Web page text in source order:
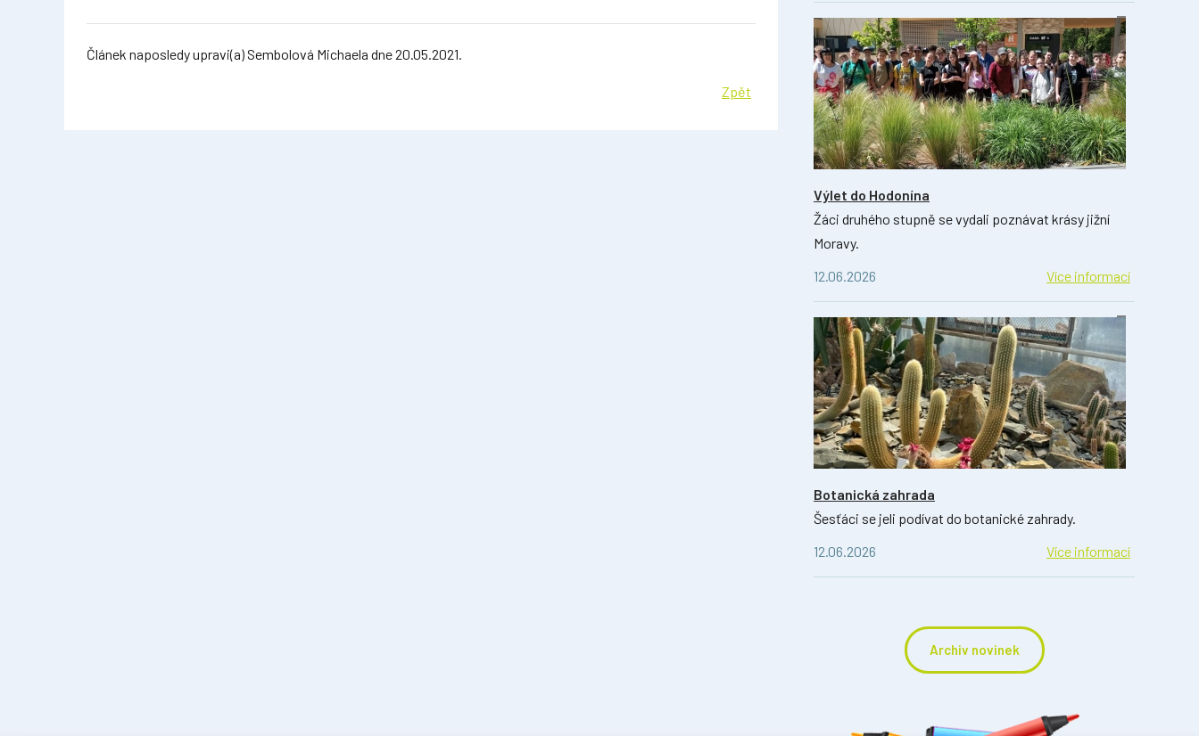
Článek naposledy upravi(a) Sembolová Michaela dne 20.05.2021.
Zpět
Výlet do Hodonína
Žáci druhého stupně se vydali poznávat krásy jižní
Moravy.
12.06.2026
Více informací
Botanická zahrada
Šesťáci se jeli podívat do botanické zahrady.
12.06.2026
Více informací
Archiv novinek